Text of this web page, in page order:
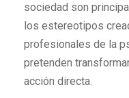
sociedad son
los estereotipos
profesionales de la
pretenden
acción directa.